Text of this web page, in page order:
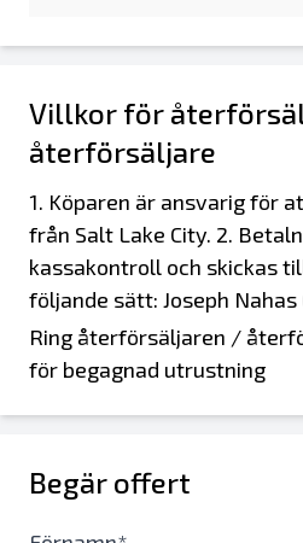
Villkor för
återförsäljare
1. Köparen är ansvarig för
från Salt Lake City. 2.
kassakontroll och skickas
följande sätt: Joseph
Spring Road Apt 17 - I
Ring återförsäljaren /
för begagnad utrustning
Begär offert